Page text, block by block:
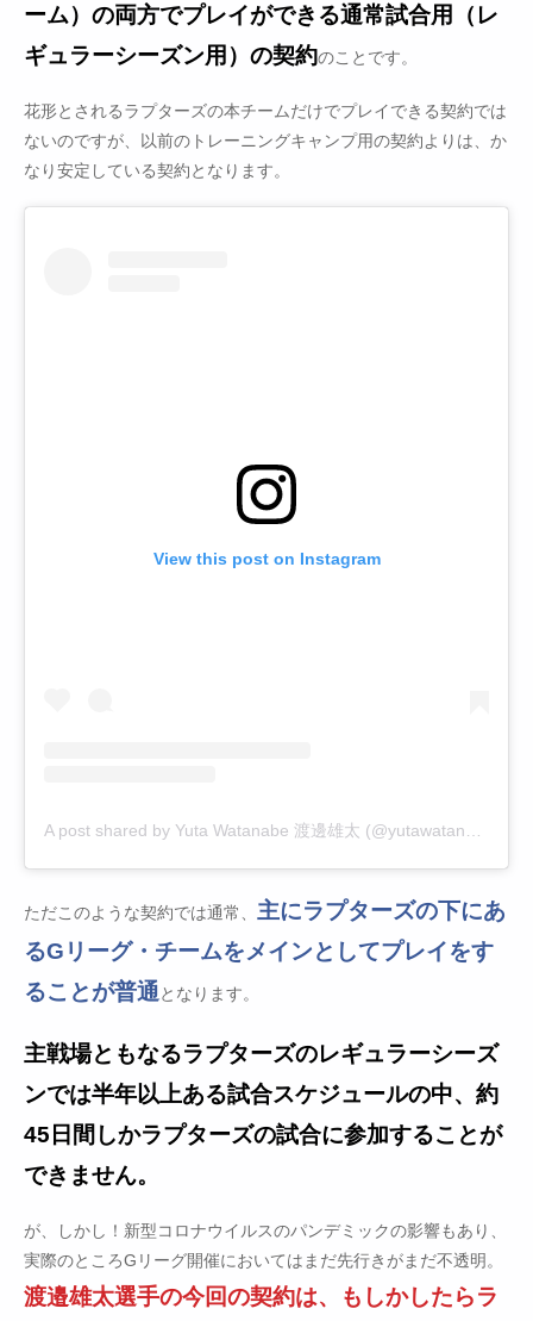
ーム）の両方でプレイができる通常試合用（レ
ギュラーシーズン用）の契約のことです。
花形とされるラプターズの本チームだけでプレイできる契約では
ないのですが、以前のトレーニングキャンプ用の契約よりは、か
なり安定している契約となります。
View this post on Instagram
ただこのような契約では通常、 主にラプターズの下にあ
るGリーグ・チームをメインとしてプレイをす
ることが普通となります。
主戦場ともなるラプターズのレギュラーシーズ
ンでは半年以上ある試合スケジュールの中、約
45日間しかラプターズの試合に参加することが
できません。
が、しかし！新型コロナウイルスのパンデミックの影響もあり、
実際のところGリーグ開催においてはまだ先行きがまだ不透明。
渡邉雄太選手の今回の契約は、もしかしたらラ